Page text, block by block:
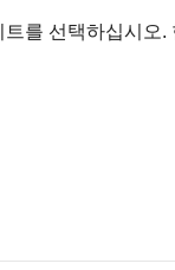
합니다. 사용자는
데이터를 볼륨으
를 선택하십시오